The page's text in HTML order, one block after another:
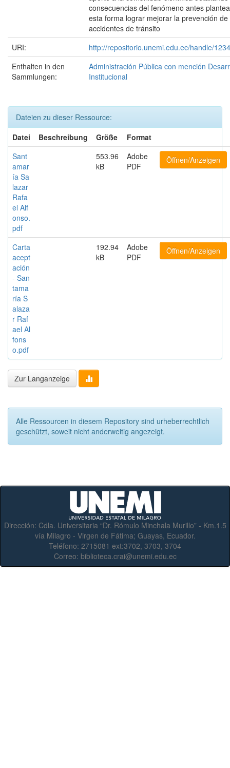
consecuencias del fenómeno antes
esta forma lograr mejorar la prevención de
accidentes de tránsito
URI:
http://repositorio.unemi.edu.ec/handle/
Enthalten in den
Sammlungen:
Administración Pública con mención
Institucional
Dateien zu dieser Ressource:
Datei
Beschreibung Größe
Format
Sant
amar
ía Sa
lazar
Rafa
el Alf
onso.
pdf
553.96
kB
Adobe
PDF
Öffnen/Anzeigen
Carta
acept
ación
- San
tama
ría S
alaza
r Raf
ael Al
fons
o.pdf
192.94
kB
Adobe
PDF
Öffnen/Anzeigen
Zur Langanzeige
Alle Ressourcen in diesem Repository sind urheberrechtlich
geschützt, soweit nicht anderweitig angezeigt.
Dirección: Cdla. Universitaria “Dr. Rómulo Minchala Murillo” - Km.1.5
vía Milagro - Virgen de Fátima; Guayas, Ecuador.
Teléfono: 2715081 ext:3702, 3703, 3704
Correo: biblioteca.crai@unemi.edu.ec